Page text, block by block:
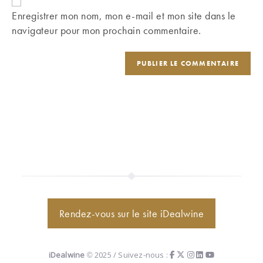
comment
votre
(facultatif)
Enregistrer mon nom, mon e-mail et mon site dans le
navigateur pour mon prochain commentaire.
Rendez-vous sur le site iDealwine
iDealwine © 2025 / Suivez-nous :